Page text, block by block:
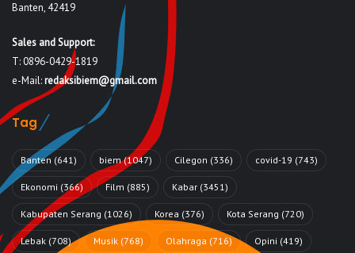
Banten, 42419
Sales and Support:
T: 0896-0429-1819
e-Mail:redaksibiem@gmail.com
Tag
Banten (641) biem(1047) Cilegon (336) covid-19 (743)
Ekonomi (366) Film (885) Kabar (3451)
Kabupaten Serang (1026) Korea (376) Kota Serang (720)
Lebak (708) Musik (768) Olahraga (716) Opini (419)